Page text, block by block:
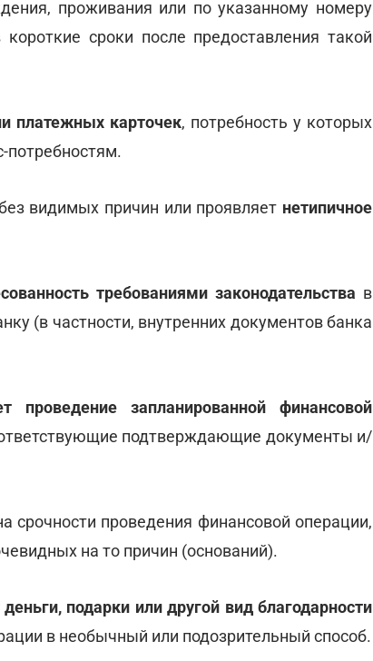
проживания или по указанному номеру
сроки после предоставления такой
платежных карточек, потребность у которых
потребностям.
видимых причин или проявляет нетипичное
требованиями законодательства в
(в частности, внутренних документов банка
проведение запланированной финансовой
подтверждающие документы и/
срочности проведения финансовой операции,
на то причин (оснований).
деньги, подарки или другой вид благодарности
в необычный или подозрительный способ.